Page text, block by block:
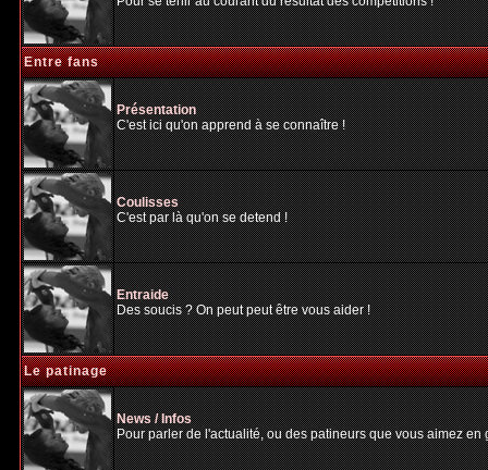
Entre fans
Présentation
C'est ici qu'on apprend à se connaître !
Coulisses
C'est par là qu'on se detend !
Entraide
Des soucis ? On peut peut être vous aider !
Le patinage
News / Infos
Pour parler de l'actualité, ou des patineurs que vous aimez